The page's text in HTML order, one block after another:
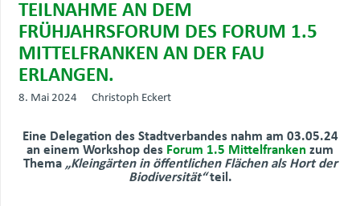
TEILNAHME AN DEM
FRÜHJAHRSFORUM DES FORUM 1.5
MITTELFRANKEN AN DER FAU
ERLANGEN.
8. Mai 2024 Christoph Eckert
Eine Delegation des Stadtverbandes nahm am 03.05.24
an einem Workshop des Forum 1.5 Mittelfranken zum
Thema „Kleingärten in öffentlichen Flächen als Hort der
Biodiversität“teil.